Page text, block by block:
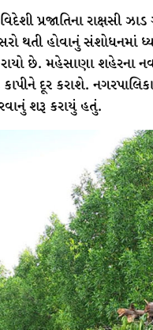
વિદેશી પ્રજાતિના રાક્ષસી
થતી હોવાનું સંશોધનમાં
છે. મહેસાણા
દૂર કરાશે. નગરપાલિકા
શરૂ કરાયું હતું.